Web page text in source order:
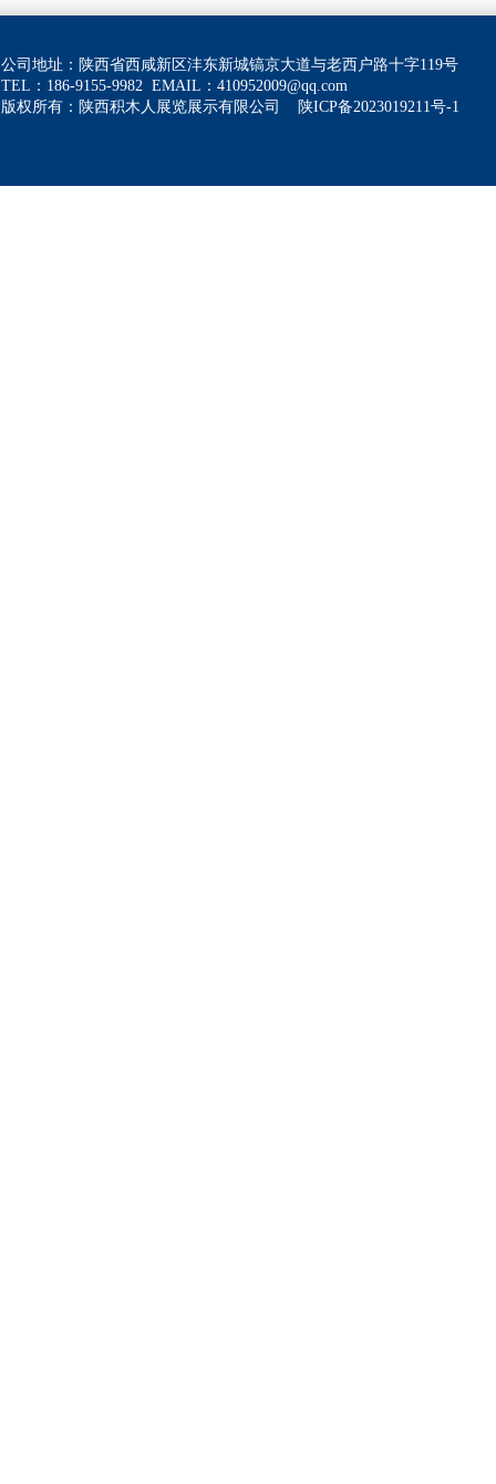
公司地址：陕西省西咸新区沣东新城镐京大道与老西户路十字119号
TEL：186-9155-9982 EMAIL： 410952009@qq.com
版权所有：陕西积木人展览展示有限公司
陕ICP备2023019211号-1